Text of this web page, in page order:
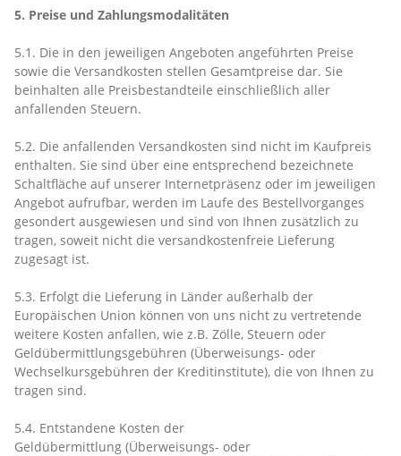
5. Preise und Zahlungsmodalitäten
5.1. Die in den jeweiligen Angeboten angeführten Preise
sowie die Versandkosten stellen Gesamtpreise dar. Sie
beinhalten alle Preisbestandteile einschließlich aller
anfallenden Steuern.
5.2. Die anfallenden Versandkosten sind nicht im Kaufpreis
enthalten. Sie sind über eine entsprechend bezeichnete
Schaltfläche auf unserer Internetpräsenz oder im jeweiligen
Angebot aufrufbar, werden im Laufe des Bestellvorganges
gesondert ausgewiesen und sind von Ihnen zusätzlich zu
tragen, soweit nicht die versandkostenfreie Lieferung
zugesagt ist.
5.3. Erfolgt die Lieferung in Länder außerhalb der
Europäischen Union können von uns nicht zu vertretende
weitere Kosten anfallen, wie z.B. Zölle, Steuern oder
Geldübermittlungsgebühren (Überweisungs- oder
Wechselkursgebühren der Kreditinstitute), die von Ihnen zu
tragen sind.
5.4. Entstandene Kosten der
Geldübermittlung (Überweisungs- oder